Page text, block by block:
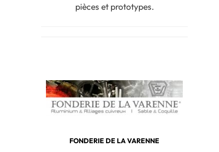
pièces et prototypes.
FONDERIE DE LA VARENNE